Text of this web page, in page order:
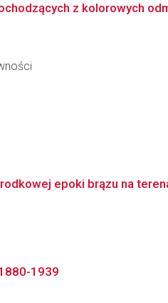
z kolorowych
epoki brązu na
1939